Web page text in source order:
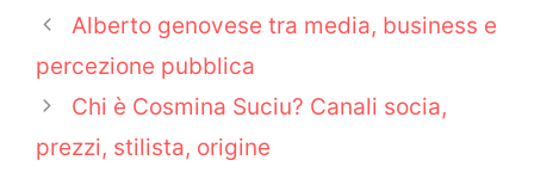
Alberto genovese tra media, business e
percezione pubblica
Chi è Cosmina Suciu? Canali socia,
prezzi, stilista, origine